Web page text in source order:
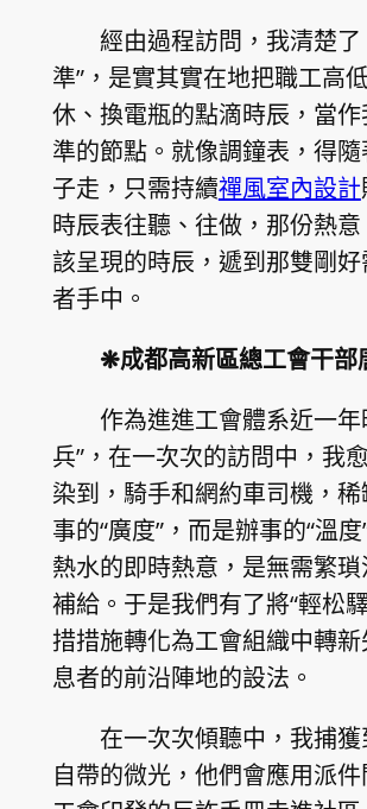
經由過程訪問，我清楚了
準”，是實其實在地把職工高
休、換電瓶的點滴時辰，當
準的節點。就像調鐘表，得隨
子走，只需持續禪風室內設計
時辰表往聽、往做，那份熱
該呈現的時辰，遞到那雙剛
者手中。
❋成都高新區總工會干部
作為進進工會體系近一年
兵”，在一次次的訪問中，我
染到，騎手和網約車司機，
事的“廣度”，而是辦事的“溫
熱水的即時熱意，是無需繁
補給。于是我們有了將“輕松
措措施轉化為工會組織中轉
息者的前沿陣地的設法。
在一次次傾聽中，我捕
自帶的微光，他們會應用派